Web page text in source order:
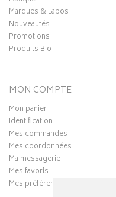
Marques & Labos
Nouveautés
Promotions
Produits Bio
MON COMPTE
Mon panier
Identification
Mes commandes
Mes coordonnées
Ma messagerie
Mes favoris
Mes préférences Cookies